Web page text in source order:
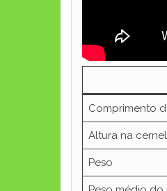
O corpo da
mais clara no
Comprimento
Altura na
Peso